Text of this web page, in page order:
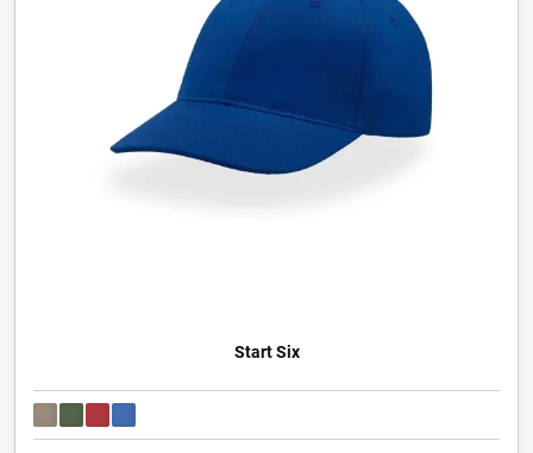
Start Six